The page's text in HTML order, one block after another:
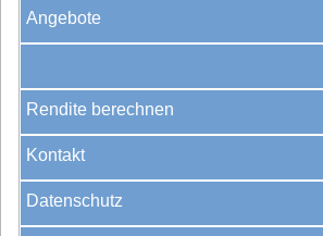
Angebote
Rendite berechnen
Kontakt
Datenschutz